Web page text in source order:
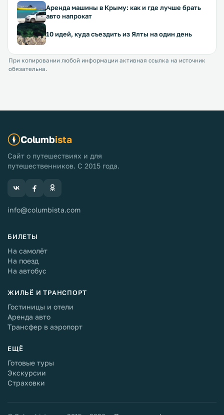
Аренда машины в Крыму: как и где лучше брать
авто напрокат
10 идей, куда съездить из Ялты на один день
При копировании любой информации активная ссылка на источник
обязательна.
Columbista
Сайт о путешествиях и для
путешественников. С 2015 года.
info@columbista.com
БИЛЕТЫ
На самолёт
На поезд
На автобус
ЖИЛЬЁ И ТРАНСПОРТ
Гостиницы и отели
Аренда авто
Трансфер в аэропорт
ЕЩЁ
Готовые туры
Экскурсии
Страховки